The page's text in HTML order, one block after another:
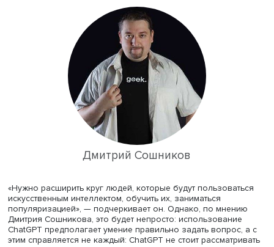
факультета компьютерных наук
Московского авиационного института
подробнее остановился на возрасте пользователей
рассказал, что несколько месяцев назад проводил
музее «Экспериментаниум», где аудитория состояла из
до 14 лет и их родителей. «Им задали вопрос о том, кто
использует ChatGPT. Практически каждый ребенок
руку, но никто из родителей этого не сделал», —
Дмитрий Сошников. По словам эксперта, это вызвало
удивление и у аудитории, и у него самого. Некоторые
родители не знали о данной технологии и не
том, что их дети являются активными пользователями